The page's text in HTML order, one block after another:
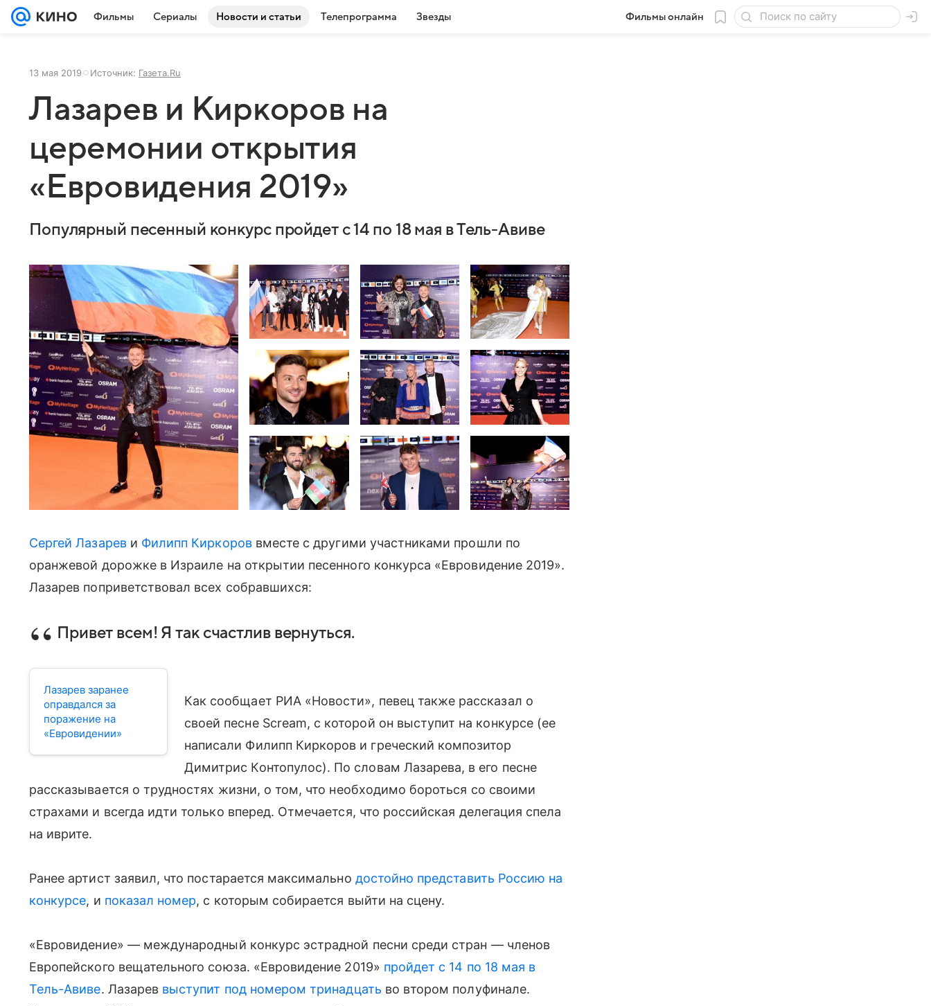
Фильмы Сериалы Новости и статьи Телепрограмма Звезды Фильмы онлайн
13 мая 2019 Источник: Газета.Ru
Лазарев и Киркоров на
церемонии открытия
«Евровидения 2019»
Популярный песенный конкурс пройдет с 14 по 18 мая в Тель-Авиве
Сергей Лазареви Филипп Киркороввместе с другими участниками прошли по
оранжевой дорожке в Израиле на открытии песенного конкурса «Евровидение 2019».
Лазарев поприветствовал всех собравшихся:
Привет всем! Я так счастлив вернуться.
Лазарев заранее
оправдался за
поражение на
«Евровидении»
Как сообщает РИА «Новости», певец также рассказал о
своей песне Scream, с которой он выступит на конкурсе (ее
написали Филипп Киркоров и греческий композитор
Димитрис Контопулос). По словам Лазарева, в его песне
рассказывается о трудностях жизни, о том, что необходимо бороться со своими
страхами и всегда идти только вперед. Отмечается, что российская делегация спела
на иврите.
Ранее артист заявил, что постарается максимально достойно представить Россию на
конкурсе, и показал номер, с которым собирается выйти на сцену.
«Евровидение» — международный конкурс эстрадной песни среди стран — членов
Европейского вещательного союза. «Евровидение 2019» пройдет с 14 по 18 мая в
Тель-Авиве. Лазарев выступит под номером тринадцать во втором полуфинале.